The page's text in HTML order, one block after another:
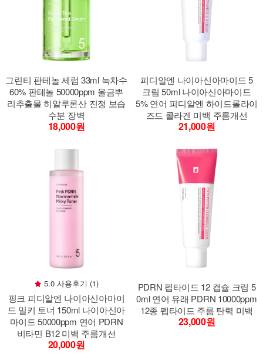
그린티 판테놀 세럼 33ml 녹차수
60% 판테놀 50000ppm 울금뿌
리추출물 히알루론산 진정 보습
수분 장벽
18,000원
피디알엔 나이아신아마이드 5
크림 50ml 나이아신아마이드
5% 연어 피디알엔 하이드롤라이
즈드 콜라겐 미백 주름개선
21,000원
5.0 사용후기 (1)
핑크 피디알엔 나이아신아마이
드 밀키 토너 150ml 나이아신아
마이드 50000ppm 연어 PDRN
비타민 B12 미백 주름개선
20,000원
PDRN 펩타이드 12 캡슐 크림 5
0ml 연어 유래 PDRN 10000ppm
12종 펩타이드 주름 탄력 미백
23,000원